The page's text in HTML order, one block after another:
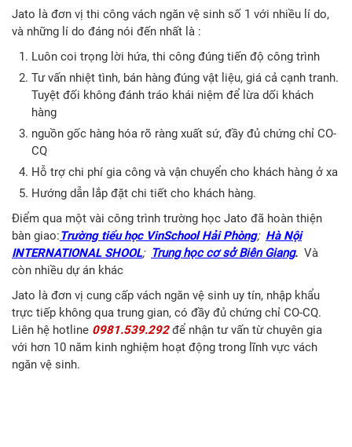
Jato là đơn vị thi công vách ngăn vệ sinh số 1 với nhiều lí do,
và những lí do đáng nói đến nhất là :
Luôn coi trọng lời hứa, thi công đúng tiến độ công trình
Tư vấn nhiệt tình, bán hàng đúng vật liệu, giá cả cạnh tranh.
Tuyệt đối không đánh tráo khái niệm để lừa dối khách
hàng
nguồn gốc hàng hóa rõ ràng xuất sứ, đầy đủ chứng chỉ CO-
CQ
Hỗ trợ chi phí gia công và vận chuyển cho khách hàng ở xa
Hướng dẫn lắp đặt chi tiết cho khách hàng.
Điểm qua một vài công trình trường học Jato đã hoàn thiện
bàn giao:Trường tiểu học VinSchool Hải Phòng; Hà Nội
INTERNATIONAL SHOOL; Trung học cơ sở Biên Giang. Và
còn nhiều dự án khác
Jato là đơn vị cung cấp vách ngăn vệ sinh uy tín, nhập khẩu
trực tiếp không qua trung gian, có đầy đủ chứng chỉ CO-CQ.
Liên hệ hotline 0981.539.292để nhận tư vấn từ chuyên gia
với hơn 10 năm kinh nghiệm hoạt động trong lĩnh vực vách
ngăn vệ sinh.